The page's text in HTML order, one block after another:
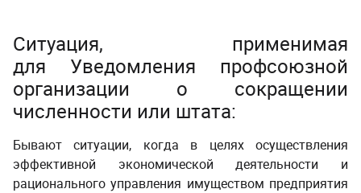
Ситуация, применимая
для Уведомления профсоюзной
организации о сокращении
численности или штата:
Бывают ситуации, когда в целях осуществления
эффективной экономической деятельности и
рационального управления имуществом предприятия